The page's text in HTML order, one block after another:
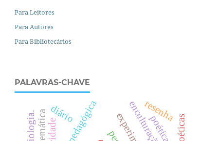
Para Leitores
Para Autores
Para Bibliotecários
PALAVRAS-CHAVE
poética
resenha
diário